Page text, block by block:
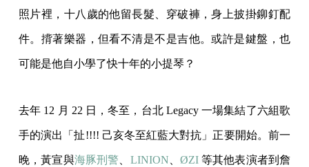
照片裡，十八歲的他留長髮、穿破褲，身上披掛鉚釘配
件。揹著樂器，但看不清是不是吉他。或許是鍵盤，也
可能是他自小學了快十年的小提琴？
去年 12 月 22 日，冬至，台北 Legacy 一場集結了六組歌
手的演出「扯!!!! 己亥冬至紅藍大對抗」正要開始。前一
晚，黃宣與海豚刑警、 LINION、 ØZI等其他表演者到詹